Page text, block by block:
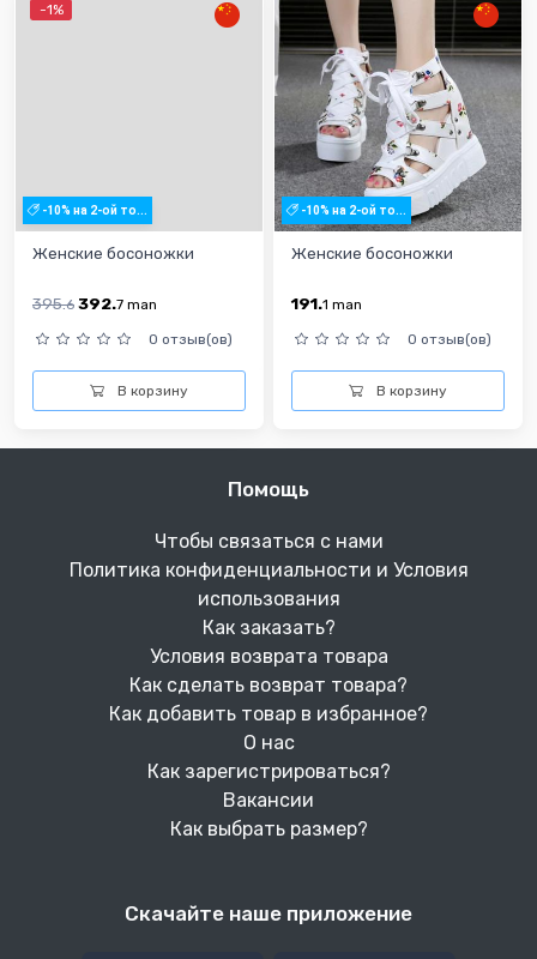
-1%
-10% на 2-ой то...
Женские босоножки
395.6 392.7 man
0 отзыв(ов)
В корзину
-10% на 2-ой то...
Женские босоножки
191.1 man
0 отзыв(ов)
В корзину
Помощь
Чтобы связаться с нами
Политика конфиденциальности и Условия
использования
Как заказать?
Условия возврата товара
Как сделать возврат товара?
Как добавить товар в избранное?
О нас
Как зарегистрироваться?
Вакансии
Как выбрать размер?
Скачайте наше приложение